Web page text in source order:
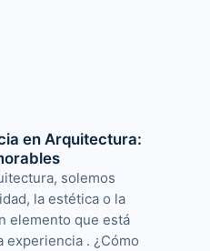
en Arquitectura:
solemos
la estética o la
elemento que está
experiencia . ¿Cómo